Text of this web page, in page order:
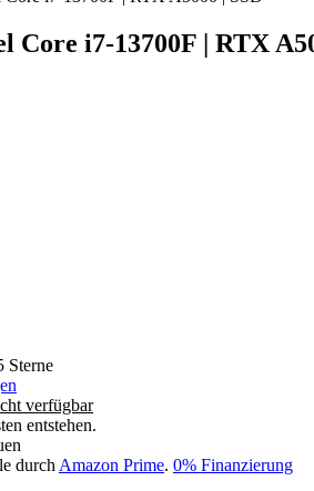
Core i7-13700F | RTX
Sterne
verfügbar
entstehen.
durch Amazon Prime. 0% Finanzierung